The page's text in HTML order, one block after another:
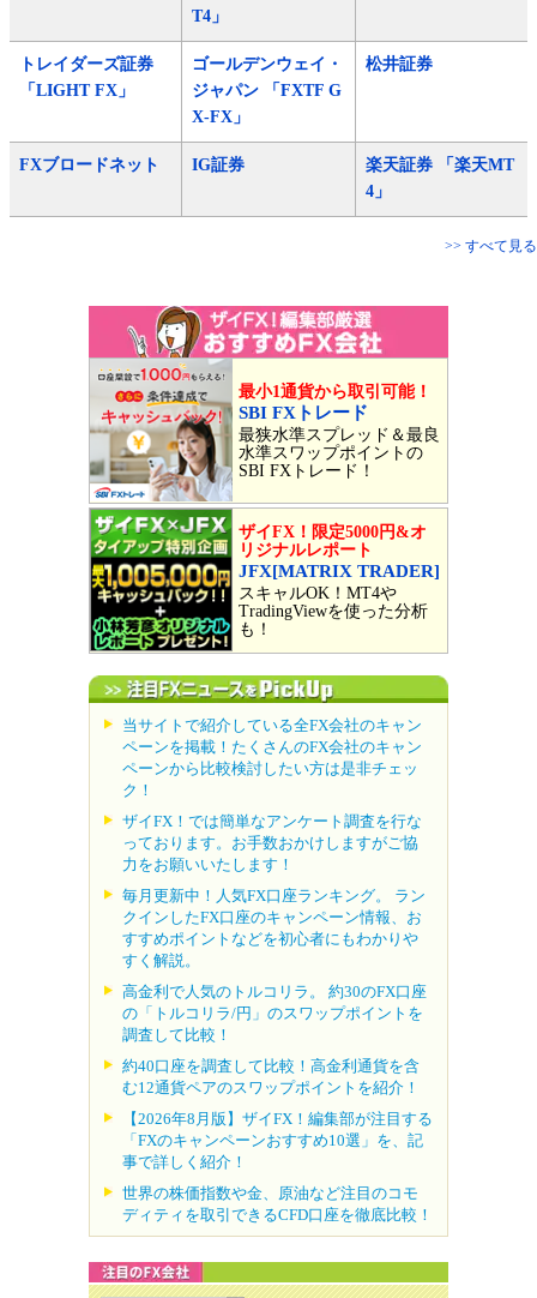
T4」
トレイダーズ証券
「LIGHT FX」
ゴールデンウェイ・
ジャパン 「FXTF G
X-FX」
松井証券
FXブロードネット IG証券
楽天証券 「楽天MT
4」
>> すべて見る
最小1通貨から取引可能！
SBI FXトレード
最狭水準スプレッド＆最良
水準スワップポイントの
SBI FXトレード！
ザイFX！限定5000円&オ
リジナルレポート
JFX[MATRIX TRADER]
スキャルOK！MT4や
TradingViewを使った分析
も！
当サイトで紹介している全FX会社のキャン
ペーンを掲載！たくさんのFX会社のキャン
ペーンから比較検討したい方は是非チェッ
ク！
ザイFX！では簡単なアンケート調査を行な
っております。お手数おかけしますがご協
力をお願いいたします！
毎月更新中！人気FX口座ランキング。 ラン
クインしたFX口座のキャンペーン情報、お
すすめポイントなどを初心者にもわかりや
すく解説。
高金利で人気のトルコリラ。 約30のFX口座
の「トルコリラ/円」のスワップポイントを
調査して比較！
約40口座を調査して比較！高金利通貨を含
む12通貨ペアのスワップポイントを紹介！
【2026年8月版】ザイFX！編集部が注目する
「FXのキャンペーンおすすめ10選」を、記
事で詳しく紹介！
世界の株価指数や金、原油など注目のコモ
ディティを取引できるCFD口座を徹底比較！